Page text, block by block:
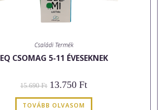
Családi Termék
EQ CSOMAG 5-11 ÉVESEKNEK
15.690Ft Original
price
was:
15.690 Ft.
13.750Ftprice
is:
TOVÁBB OLVASOM